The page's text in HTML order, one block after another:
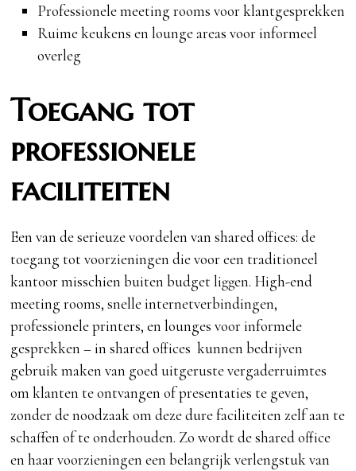
Professionele meeting rooms voor klantgesprekken
Ruime keukens en lounge areas voor informeel
overleg
Toegang tot
professionele
faciliteiten
Een van de serieuze voordelen van shared offices: de
toegang tot voorzieningen die voor een traditioneel
kantoor misschien buiten budget liggen. High-end
meeting rooms, snelle internetverbindingen,
professionele printers, en lounges voor informele
gesprekken – in shared offices kunnen bedrijven
gebruik maken van goed uitgeruste vergaderruimtes
om klanten te ontvangen of presentaties te geven,
zonder de noodzaak om deze dure faciliteiten zelf aan te
schaffen of te onderhouden. Zo wordt de shared office
en haar voorzieningen een belangrijk verlengstuk van